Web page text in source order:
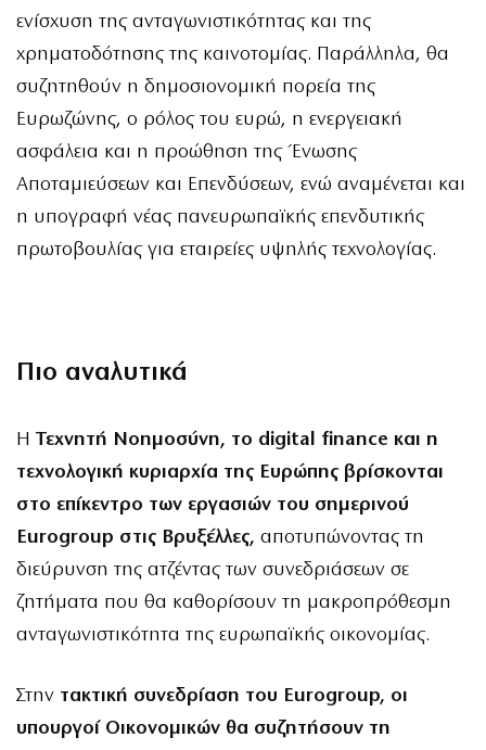
ενίσχυση της ανταγωνιστικότητας και της
χρηματοδότησης της καινοτομίας. Παράλληλα, θα
συζητηθούν η δημοσιονομική πορεία της
Ευρωζώνης, ο ρόλος του ευρώ, η ενεργειακή
ασφάλεια και η προώθηση της Ένωσης
Αποταμιεύσεων και Επενδύσεων, ενώ αναμένεται και
η υπογραφή νέας πανευρωπαϊκής επενδυτικής
πρωτοβουλίας για εταιρείες υψηλής τεχνολογίας.
Πιο αναλυτικά
Η Τεχνητή Νοημοσύνη, το digital finance και η
τεχνολογική κυριαρχία της Ευρώπης βρίσκονται
στο επίκεντρο των εργασιών του σημερινού
Eurogroup στις Βρυξέλλες, αποτυπώνοντας τη
διεύρυνση της ατζέντας των συνεδριάσεων σε
ζητήματα που θα καθορίσουν τη μακροπρόθεσμη
ανταγωνιστικότητα της ευρωπαϊκής οικονομίας.
Στην τακτική συνεδρίαση του Eurogroup, οι
υπουργοί Οικονομικών θα συζητήσουν τη